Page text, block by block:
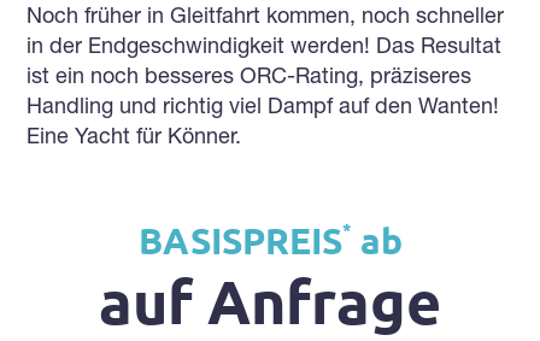
Noch früher in Gleitfahrt kommen, noch schneller
in der Endgeschwindigkeit werden! Das Resultat
ist ein noch besseres ORC-Rating, präziseres
Handling und richtig viel Dampf auf den Wanten!
Eine Yacht für Könner.
BASISPREIS* ab
auf Anfrage